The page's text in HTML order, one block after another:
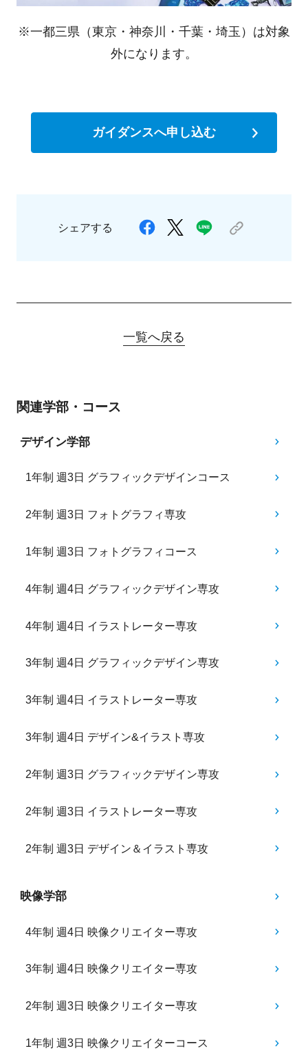
※一都三県（東京・神奈川・千葉・埼玉）は対象
外になります。
ガイダンスへ申し込む
シェアする
一覧へ戻る
関連学部・コース
デザイン学部
1年制 週3日 グラフィックデザインコース
2年制 週3日 フォトグラフィ専攻
1年制 週3日 フォトグラフィコース
4年制 週4日 グラフィックデザイン専攻
4年制 週4日 イラストレーター専攻
3年制 週4日 グラフィックデザイン専攻
3年制 週4日 イラストレーター専攻
3年制 週4日 デザイン&イラスト専攻
2年制 週3日 グラフィックデザイン専攻
2年制 週3日 イラストレーター専攻
2年制 週3日 デザイン＆イラスト専攻
映像学部
4年制 週4日 映像クリエイター専攻
3年制 週4日 映像クリエイター専攻
2年制 週3日 映像クリエイター専攻
1年制 週3日 映像クリエイターコース